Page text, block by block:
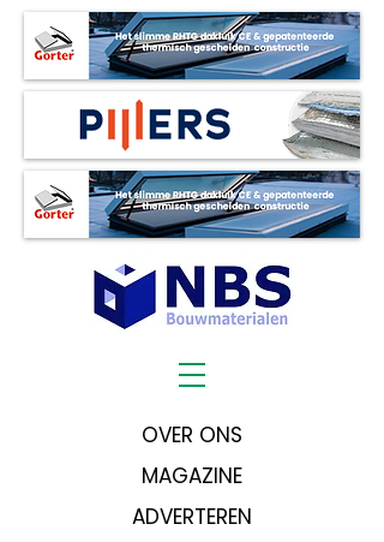
OVER ONS
MAGAZINE
ADVERTEREN